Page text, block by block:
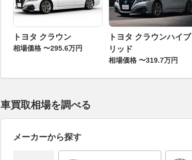
トヨタ クラウン
相場価格 〜295.6万円
トヨタ クラウンハイブ
リッド
相場価格 〜319.7万円
車買取相場を調べる
メーカーから探す